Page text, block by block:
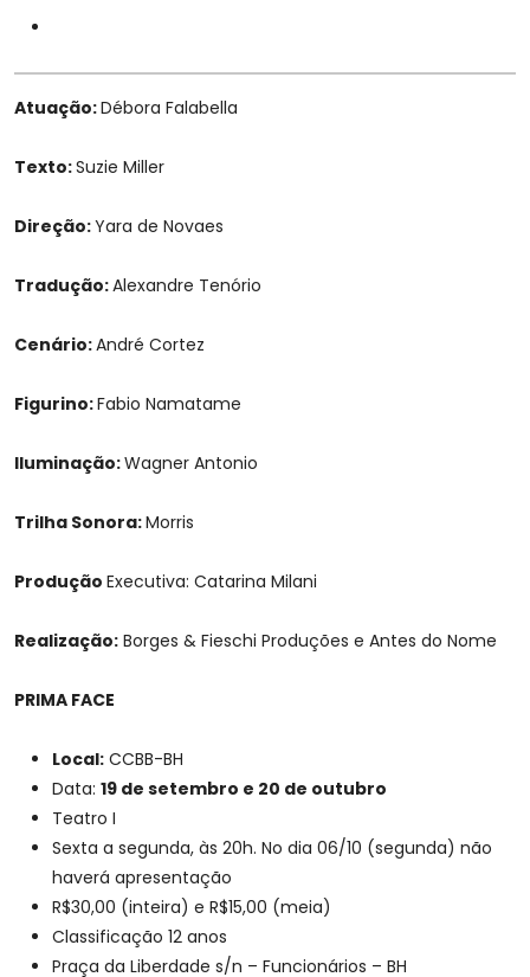
Atuação:Débora Falabella
Texto:Suzie Miller
Direção:Yara de Novaes
Tradução:Alexandre Tenório
Cenário:André Cortez
Figurino:Fabio Namatame
Iluminação:Wagner Antonio
Trilha Sonora:Morris
Produção Executiva: Catarina Milani
Realização: Borges & Fieschi Produções e Antes do Nome
PRIMA FACE
Local: CCBB-BH
Data: 19 de setembro e 20 de outubro
Teatro I
Sexta a segunda, às 20h. No dia 06/10 (segunda) não
haverá apresentação
R$30,00 (inteira) e R$15,00 (meia)
Classificação 12 anos
Praça da Liberdade s/n – Funcionários – BH